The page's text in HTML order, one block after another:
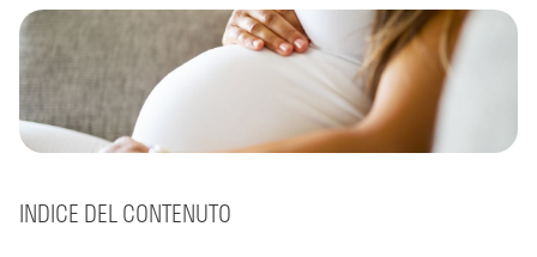
INDICE DEL CONTENUTO